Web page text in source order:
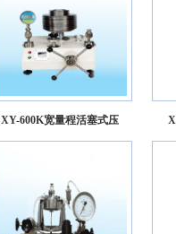
XY-600K宽量程活塞式压